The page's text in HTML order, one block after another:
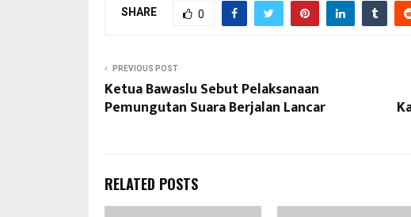
SHARE 0
PREVIOUS POST
Ketua Bawaslu Sebut Pelaksanaan
Pemungutan Suara Berjalan Lancar
RELATED POSTS